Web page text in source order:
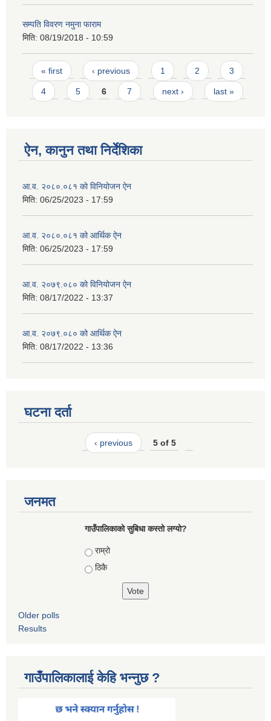
सम्पति विवरण नमुना फाराम
मिति: 08/19/2018 - 10:59
Pages
« first ‹ previous 1 2 3
4 5 6 7 next › last »
ऐन, कानुन तथा निर्देशिका
आ.व. २०८०.०८१ को विनियोजन ऐन
मिति: 06/25/2023 - 17:59
आ.व. २०८०.०८१ को आर्थिक ऐन
मिति: 06/25/2023 - 17:59
आ.व. २०७९.०८० को विनियोजन ऐन
मिति: 08/17/2022 - 13:37
आ.व. २०७९.०८० को आर्थिक ऐन
मिति: 08/17/2022 - 13:36
घटना दर्ता
‹ previous 5 of 5
जनमत
गाउँपालिकाको सुबिधा कस्तो लग्यो?
Choices
राम्रो
ठिकै
Older polls
Results
गाउँपालिकालाई केहि भन्नुछ ?